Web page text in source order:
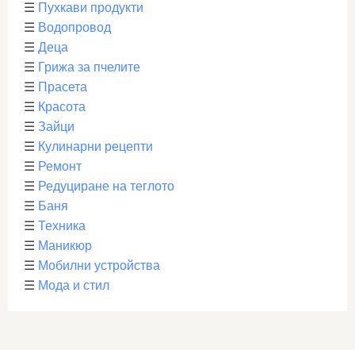
☰ Пухкави продукти
☰ Водопровод
☰ Деца
☰ Грижа за пчелите
☰ Прасета
☰ Красота
☰ Зайци
☰ Кулинарни рецепти
☰ Ремонт
☰ Редуциране на теглото
☰ Баня
☰ Техника
☰ Маникюр
☰ Мобилни устройства
☰ Мода и стил